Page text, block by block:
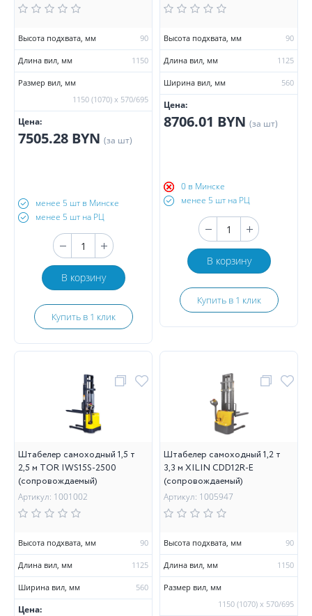
Высота подхвата, мм 90
Длина вил, мм 1150
Размер вил, мм
1150 (1070) х 570/695
Цена:
7505.28 BYN (за шт)
менее 5 шт в Минске
менее 5 шт на РЦ
В корзину
Купить в 1 клик
Высота подхвата, мм 90
Длина вил, мм 1125
Ширина вил, мм 560
Цена:
8706.01 BYN (за шт)
0 в Минске
менее 5 шт на РЦ
В корзину
Купить в 1 клик
Штабелер самоходный 1,5 т
2,5 м TOR IWS15S-2500
(сопровождаемый)
Артикул: 1001002
Высота подхвата, мм 90
Длина вил, мм 1125
Ширина вил, мм 560
Цена:
Штабелер самоходный 1,2 т
3,3 м XILIN CDD12R-E
(сопровождаемый)
Артикул: 1005947
Высота подхвата, мм 90
Длина вил, мм 1150
Размер вил, мм
1150 (1070) х 570/695